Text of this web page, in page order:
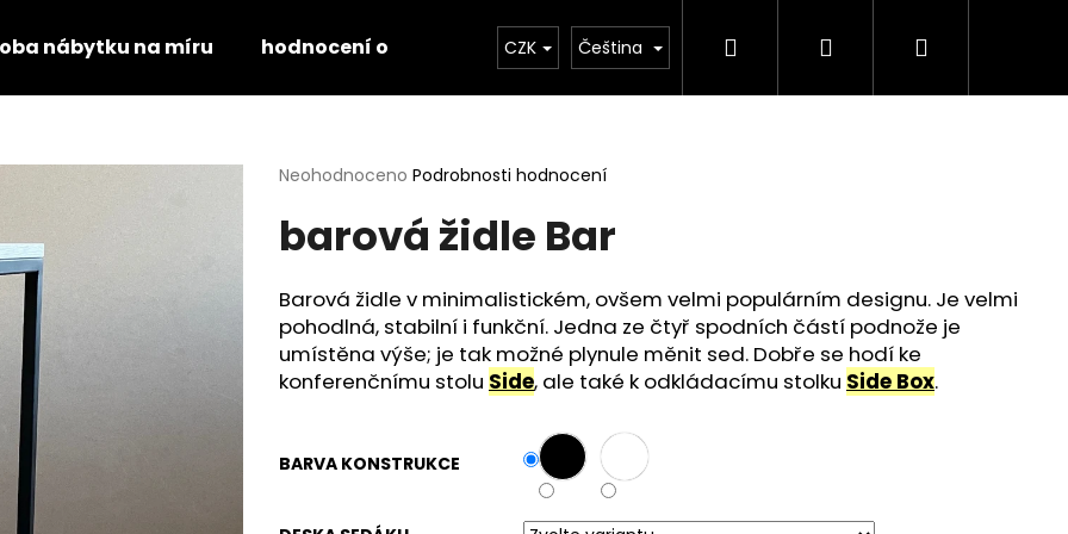
nábytku na míru hodnocení obchodu kontakt
CZK Čeština Hledat PřihlášeníNákupní
Průměrné
produktu
je
z
5
hvězdiček.
Neohodnoceno Podrobnosti hodnocení
barová židle Bar
Barová židle v minimalistickém, ovšem velmi populárním designu. Je velmi
pohodlná, stabilní i funkční. Jedna ze čtyř spodních částí podnože je
umístěna výše; je tak možné plynule měnit sed. Dobře se hodí ke
konferenčnímu stolu Side, ale také k odkládacímu stolku Side Box.
BARVA KONSTRUKCE
HLEDAT
Doporučujeme
STOLOVÁ DESKA HALIFAX PŘÍRODNÍ
STOLOVÁ DESKA KRUHOVÁ DUB DIVOKÝ